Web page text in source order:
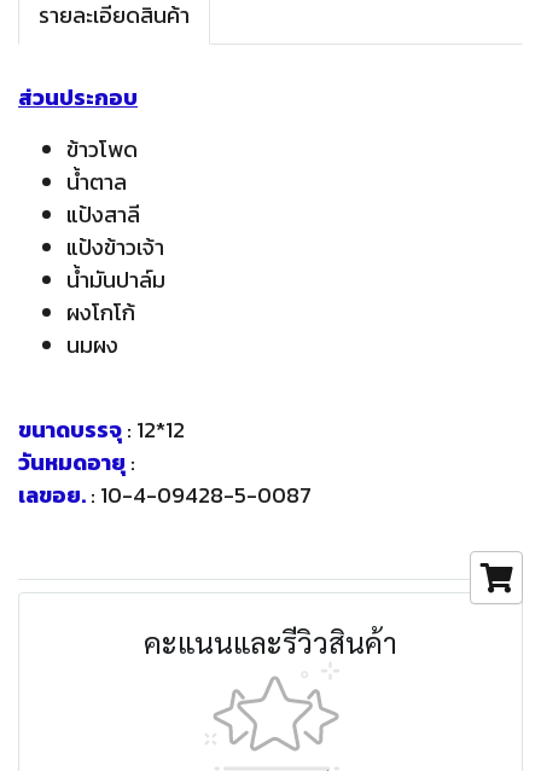
รายละเอียดสินค้า
ส่วนประกอบ
ข้าวโพด
น้ำตาล
แป้งสาลี
แป้งข้าวเจ้า
น้ำมันปาล์ม
ผงโกโก้
นมผง
ขนาดบรรจุ: 12*12
วันหมดอายุ:
เลขอย.: 10-4-09428-5-0087
คะแนนและรีวิวสินค้า